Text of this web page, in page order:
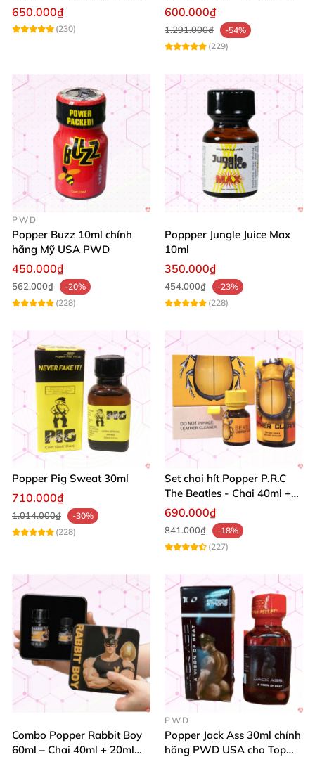
Chính Hãng Mỹ PWD
650.000₫
(230)
30ml
600.000₫
1.291.000₫
-54%
(229)
PWD
Popper Buzz 10ml chính
hãng Mỹ USA PWD
450.000₫
562.000₫
-20%
(228)
Poppper Jungle Juice Max
10ml
350.000₫
454.000₫
-23%
(228)
Popper Pig Sweat 30ml
710.000₫
1.014.000₫
-30%
(228)
Set chai hít Popper P.R.C
The Beatles - Chai 40ml +
10ml dành cho Top Bot
690.000₫
841.000₫
-18%
(227)
Combo Popper Rabbit Boy
60ml – Chai 40ml + 20ml
PWD
Popper Jack Ass 30ml chính
hãng PWD USA cho Top